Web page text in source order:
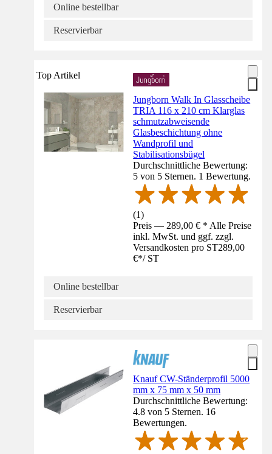
Online bestellbar
Reservierbar
Top Artikel
Jungborn Walk In Glasscheibe
TRIA 116 x 210 cm Klarglas
schmutzabweisende
Glasbeschichtung ohne
Wandprofil und
Stabilisationsbügel
Durchschnittliche Bewertung:
5 von 5 Sternen. 1 Bewertung.
(1)
Preis — 289,00 € * Alle Preise
inkl. MwSt. und ggf. zzgl.
Versandkosten pro ST289,00
€*/ ST
Online bestellbar
Reservierbar
Knauf CW-Ständerprofil 5000
mm x 75 mm x 50 mm
Durchschnittliche Bewertung:
4.8 von 5 Sternen. 16
Bewertungen.